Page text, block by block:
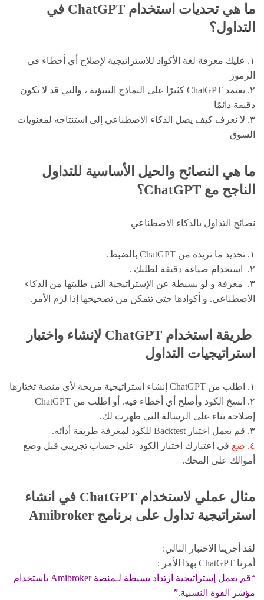
ما هي تحديات استخدام ChatGPT في
التداول؟
١. عليك معرفة لغة الأكواد للاستراتيجية لإصلاح أي أخطاء في
الرموز
٢. يعتمد ChatGPT كثيرًا على النماذج التنبؤية ، والتي قد لا تكون
دقيقة دائمًا
٣. لا نعرف كيف يصل الذكاء الاصطناعي إلى استنتاجه لمعنويات
السوق
ما هي النصائح والحيل الأساسية للتداول
الناجح مع ChatGPT؟
نصائح التداول بالذكاء الاصطناعي
١. تحديد ما تريده من ChatGPT بالضبط.
٢. استخدام صياغة دقيقة لطلبك .
٣. معرفة و لو بسيطة عن الإستراتيجية التي طلبتها من الذكاء
الاصطناعي. و أكوادها حتى تتمكن من تصحيحها إذا لزم الأمر.
طريقة استخدام ChatGPT لإنشاء واختبار
استراتيجيات التداول
١. اطلب من ChatGPT إنشاء استراتيجية مربحة لأي منصة تختارها
٢. انسخ الكود وأصلح أي أخطاء فيه. أو اطلب من ChatGPT
إصلاحه بناء على الرسالة التي ظهرت لك.
٣. قم بعمل اختبار Backtest للكود لمعرفة طريقة أدائه.
٤. ضع
في اعتبارك اختبار الكود على حساب تجريبي قبل وضع
أموالك على المحك.
مثال عملي لاستخدام ChatGPT في انشاء
استراتيجية تداول على برنامج Amibroker
لقد أجرينا الاختبار التالي:
أمرنا ChatGPT بهذا الأمر :
“قم بعمل إستراتيجية ارتداد بسيطة لـمنصة Amibroker باستخدام
مؤشر القوة النسبية.”